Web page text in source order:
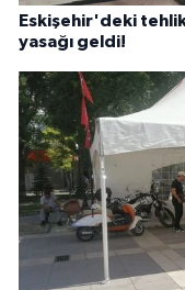
Eskişehir'deki
yasağı geldi!